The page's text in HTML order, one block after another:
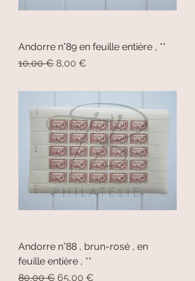
Andorre n°89 en feuille entière , **
Prix original
10,00 € Prix promotionnel
8,00 €
Andorre n°88 , brun-rosé , en
feuille entière , **
Prix original
80,00 € Prix promotionnel
65,00 €